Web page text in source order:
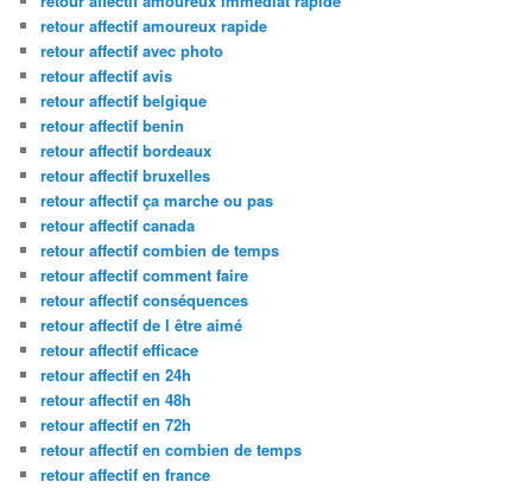
retour affectif amoureux rapide
retour affectif avec photo
retour affectif avis
retour affectif belgique
retour affectif benin
retour affectif bordeaux
retour affectif bruxelles
retour affectif ça marche ou pas
retour affectif canada
retour affectif combien de temps
retour affectif comment faire
retour affectif conséquences
retour affectif de l être aimé
retour affectif efficace
retour affectif en 24h
retour affectif en 48h
retour affectif en 72h
retour affectif en combien de temps
retour affectif en france